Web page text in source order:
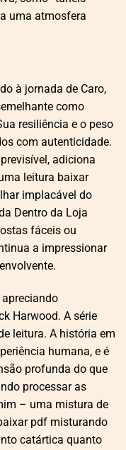
uma atmosfera
à jornada de Caro,
como
resiliência e o peso
com autenticidade.
adiciona
leitura baixar
implacável do
Dentro da Loja
fáceis ou
a impressionar
Harwood. A série
leitura. A história em
humana, e é
profunda do que
processar as
– uma mistura de
pdf misturando
catártica quanto